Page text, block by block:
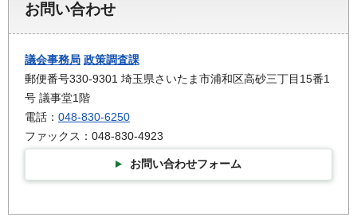
お問い合わせ
議会事務局 政策調査課
郵便番号330-9301 埼玉県さいたま市浦和区高砂三丁目15番1
号 議事堂1階
電話： 048-830-6250
ファックス：048-830-4923
お問い合わせフォーム